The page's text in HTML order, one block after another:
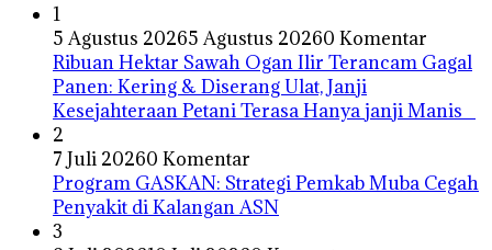
1
5 Agustus 20265 Agustus 20260 Komentar
Ribuan Hektar Sawah Ogan Ilir Terancam Gagal
Panen: Kering & Diserang Ulat, Janji
Kesejahteraan Petani Terasa Hanya janji Manis
2
7 Juli 20260 Komentar
Program GASKAN: Strategi Pemkab Muba Cegah
Penyakit di Kalangan ASN
3